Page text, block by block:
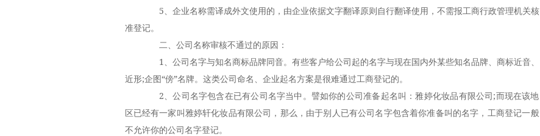
5、企业名称需译成外文使用的，由企业依据文字翻译原则自行翻译使用，不需报工商行政管理机关核
准登记。
二、公司名称审核不通过的原因：
1、公司名字与知名商标品牌同音。有些客户给公司起的名字与现在国内外某些知名品牌、商标近音、
近形;企图“傍”名牌。这类公司命名、企业起名方案是很难通过工商登记的。
2、公司名字包含在已有公司名字当中。譬如你的公司准备起名叫：雅婷化妆品有限公司;而现在该地
区已经有一家叫雅婷轩化妆品有限公司，那么，由于别人已有公司名字包含着你准备叫的名字，工商登记一般
不允许你的公司名字登记。